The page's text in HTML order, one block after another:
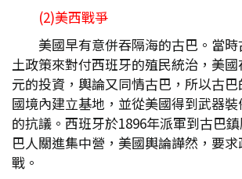
(2)美西戰爭
美國早有意併吞隔海的古巴。當
土政策來對付西班牙的殖民統治，美
元的投資，輿論又同情古巴，所以古
國境內建立基地，並從美國得到武器
的抗議。西班牙於1896年派軍到古巴
巴人關進集中營，美國輿論譁然，要
戰。